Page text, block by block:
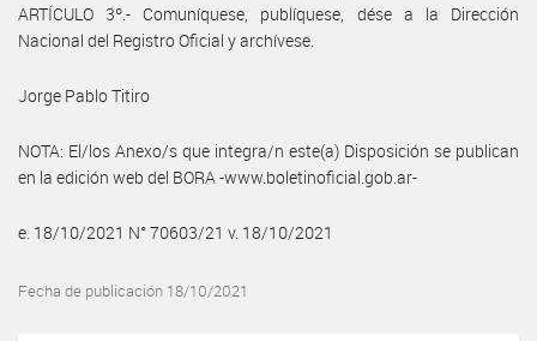
ARTÍCULO 3º.- Comuníquese, publíquese, dése a la Dirección
Nacional del Registro Oficial y archívese.
Jorge Pablo Titiro
NOTA: El/los Anexo/s que integra/n este(a) Disposición se publican
en la edición web del BORA -www.boletinoficial.gob.ar-
e. 18/10/2021 N° 70603/21 v. 18/10/2021
Fecha de publicación 18/10/2021